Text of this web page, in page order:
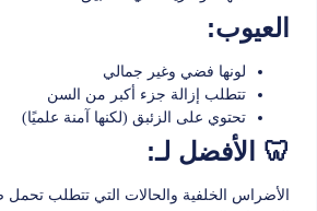
العيوب:
لونها فضي وغير جمالي
تتطلب إزالة جزء أكبر من السن
تحتوي على الزئبق (لكنها آمنة علميًا)
🦷 الأفضل لـ: